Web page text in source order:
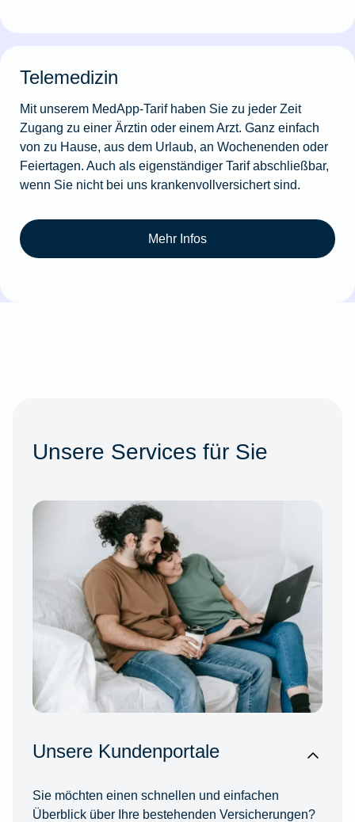
Telemedizin
Mit unserem MedApp-Tarif haben Sie zu jeder Zeit
Zugang zu einer Ärztin oder einem Arzt. Ganz einfach
von zu Hause, aus dem Urlaub, an Wochenenden oder
Feiertagen. Auch als eigenständiger Tarif abschließbar,
wenn Sie nicht bei uns krankenvollversichert sind.
Mehr Infos
Unsere Services für Sie
Unsere Kundenportale
Sie möchten einen schnellen und einfachen
Überblick über Ihre bestehenden Versicherungen?